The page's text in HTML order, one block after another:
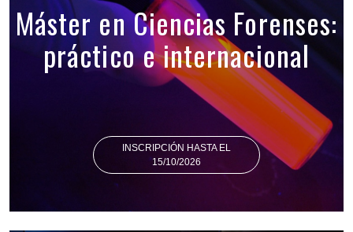
Máster en Ciencias Forenses:
práctico e internacional
INSCRIPCIÓN HASTA EL
15/10/2026